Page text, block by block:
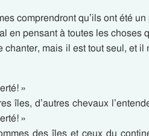
comprendront qu’ils ont été
en pensant à toutes les choses
chanter, mais il est tout seul, et
»
îles, d’autres chevaux
»
des îles et ceux du